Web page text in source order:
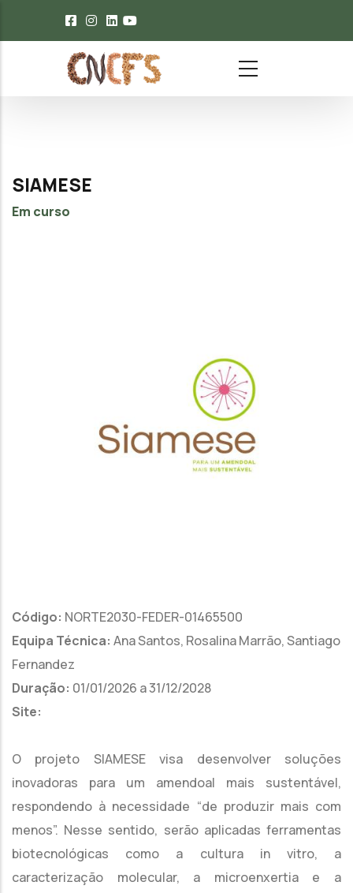
Passar para o conteúdo principal
SIAMESE
Em curso
Código: NORTE2030-FEDER-01465500
Equipa Técnica: Ana Santos, Rosalina Marrão, Santiago
Fernandez
Duração: 01/01/2026 a 31/12/2028
Site:
O projeto SIAMESE visa desenvolver soluções
inovadoras para um amendoal mais sustentável,
respondendo à necessidade “de produzir mais com
menos”. Nesse sentido, serão aplicadas ferramentas
biotecnológicas como a cultura in vitro, a
caracterização molecular, a microenxertia e a